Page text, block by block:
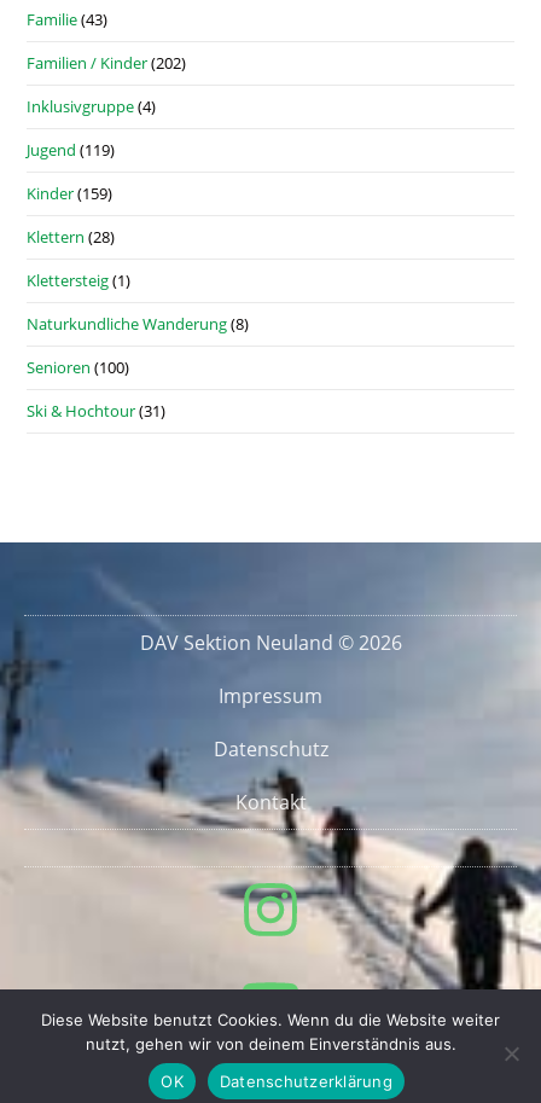
Familie(43)
Familien / Kinder(202)
Inklusivgruppe(4)
Jugend (119)
Kinder(159)
Klettern (28)
Klettersteig(1)
Naturkundliche Wanderung(8)
Senioren (100)
Ski & Hochtour(31)
DAV Sektion Neuland © 2026
Impressum
Datenschutz
Kontakt
Diese Website benutzt Cookies. Wenn du die Website weiter
nutzt, gehen wir von deinem Einverständnis aus.
OK
Datenschutzerklärung